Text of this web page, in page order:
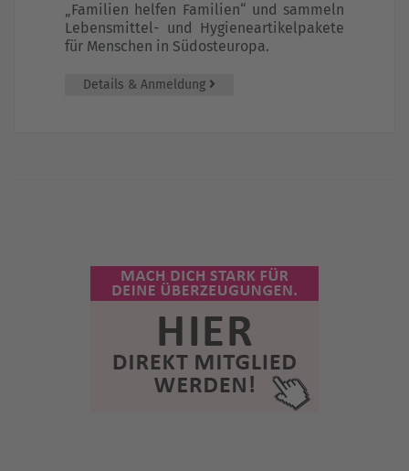
„Familien helfen Familien“ und sammeln
Lebensmittel- und Hygieneartikelpakete
für Menschen in Südosteuropa.
Details & Anmeldung